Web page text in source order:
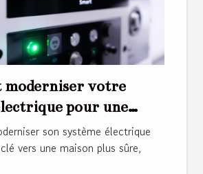
moderniser votre
pour une
?
son système électrique
vers une maison plus sûre,